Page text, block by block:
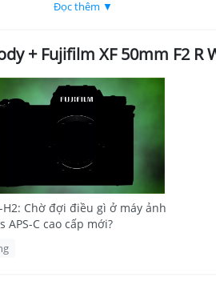
X-H2S với công thái học và các nút điều
trập cơ học
tử (với hệ số crop 1.29x)
mới
với tốc độ làm mới 120 khung hình/giây
ảnh, thiết kế xoay lật đa góc
II
Đọc thêm ▼
+ Fujifilm XF 50mm F2 R
H2: Chờ đợi điều gì ở máy ảnh
APS-C cao cấp mới?